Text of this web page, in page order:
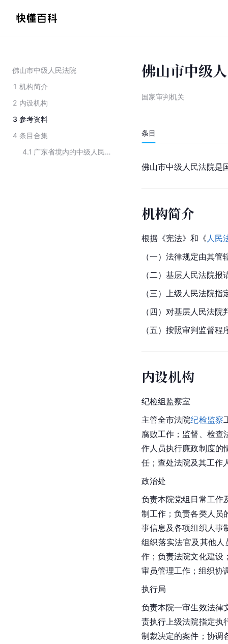
佛山市中级人民法院
1 机构简介
2 内设机构
3 参考资料
4 条目合集
4.1
广东省境内的中级人民法院
佛山市中级
国家审判机关
条目
佛山市中级人民法院是
机构简介
根据《宪法》和《 人民
（一）法律规定由其
（二）基层人民法院
（三）上级人民法院
（四）对基层人民法
（五）按照审判监督
内设机构
纪检组监察室
主管全市法院纪检监察
腐败工作；监督、检查
作人员执行廉政制度的
任；查处法院及其工作
政治处
负责本院党组日常工作
制工作；负责各类人员
事信息及各项组织人事
组织落实法官及其他
作；负责法院文化建设
审员管理工作；组织协
执行局
负责本院一审生效法律
责执行上级法院指定执
制裁决定的案件；协调